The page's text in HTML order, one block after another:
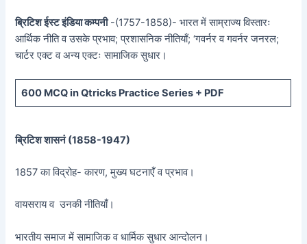
ब्रिटिश ईस्ट इंडिया कम्पनी-(1757-1858)- भारत में साम्राज्य विस्तारः
आर्थिक नीति व उसके प्रभाव; प्रशासनिक नीतियाँ; ‘गवर्नर व गवर्नर जनरल;
चार्टर एक्ट व अन्य एक्टः सामाजिक सुधार।
600 MCQ in Qtricks Practice Series + PDF
ब्रिटिश शासनं (1858-1947)
1857 का विद्रोह- कारण, मुख्य घटनाएँ व प्रभाव।
वायसराय व उनकी नीतियाँ।
भारतीय समाज में सामाजिक व धार्मिक सुधार आन्दोलन।